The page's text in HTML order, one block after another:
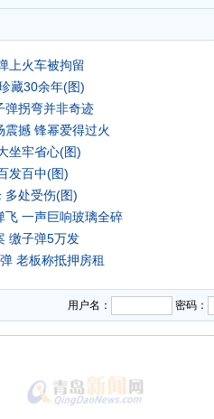
上火车被拘留
藏30余年(图)
弹拐弯并非奇迹
震撼 锋幂爱得过火
坐牢省心(图)
发百中(图)
多处受伤(图)
飞 一声巨响玻璃全碎
缴子弹5万发
老板称抵押房租
用户名： 密码：